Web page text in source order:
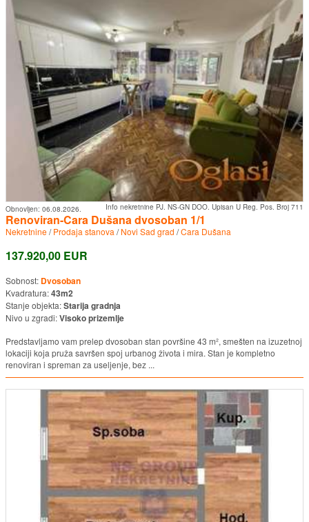
Info nekretnine PJ. NS-GN DOO. Upisan U Reg. Pos. Broj 711
Obnovljen: 06.08.2026.
Renoviran-Cara Dušana dvosoban 1/1
Nekretnine/Prodaja stanova /Novi Sad grad /Cara Dušana
137.920,00 EUR
Sobnost: Dvosoban
Kvadratura:43m2
Stanje objekta:Starija gradnja
Nivo u zgradi:Visoko prizemlje
Predstavljamo vam prelep dvosoban stan površine 43 m², smešten na izuzetnoj
lokaciji koja pruža savršen spoj urbanog života i mira. Stan je kompletno
renoviran i spreman za useljenje, bez ...